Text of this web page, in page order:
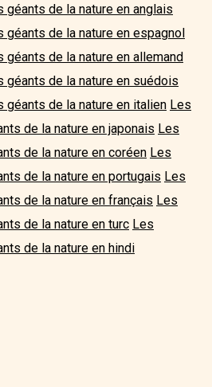
de la nature en anglais
géants de la nature en espagnol
de la nature en allemand
géants de la nature en suédois
géants de la nature en italien Les
de la nature en japonais Les
de la nature en coréen Les
de la nature en portugais Les
de la nature en français Les
de la nature en turc Les
de la nature en hindi